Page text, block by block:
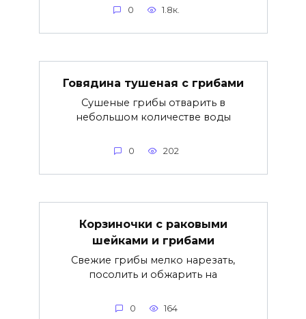
0 1.8к.
Говядина тушеная с грибами
Сушеные грибы отварить в
небольшом количестве воды
0 202
Корзиночки с раковыми
шейками и грибами
Свежие грибы мелко нарезать,
посолить и обжарить на
0 164